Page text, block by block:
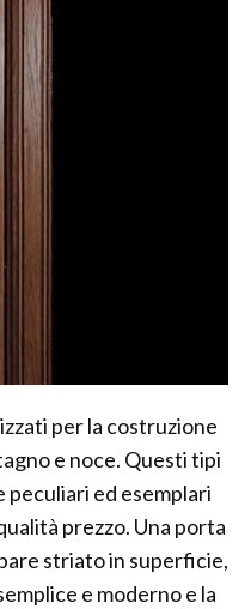
per la costruzione
e noce. Questi tipi
ed esemplari
prezzo. Una porta
striato in superficie,
e moderno e la